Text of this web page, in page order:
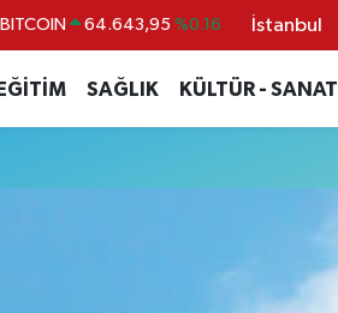
BITCOIN 64.643,95 %0.16 İstanbul
EĞİTİM SAĞLIK KÜLTÜR - SANAT